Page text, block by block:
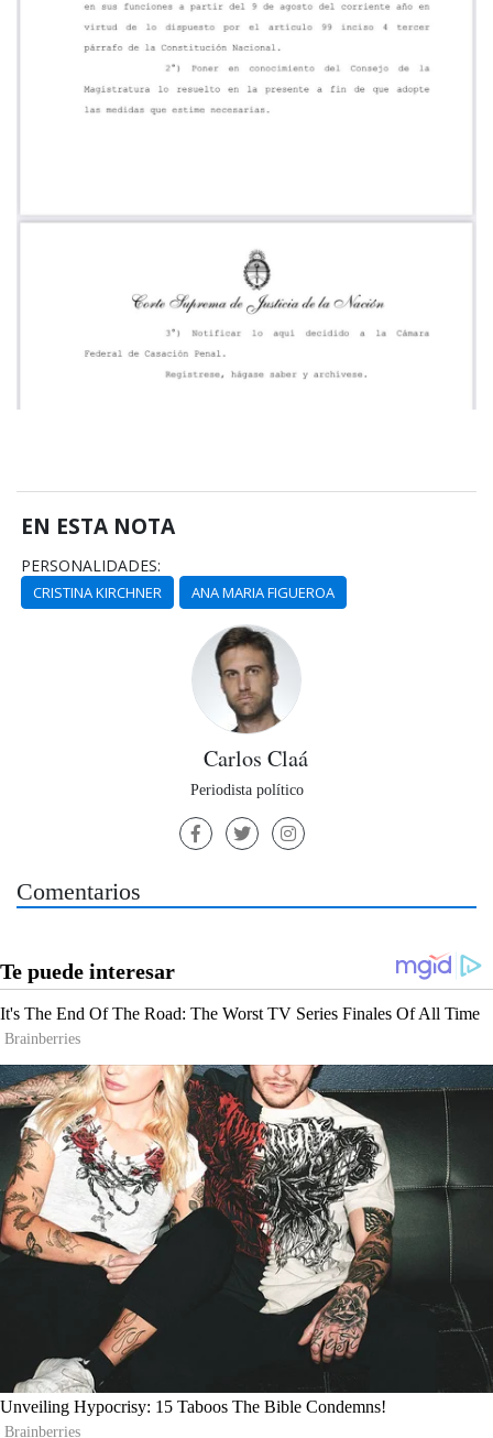
EN ESTA NOTA
PERSONALIDADES:
CRISTINA KIRCHNER ANA MARIA FIGUEROA
Carlos Claá
Periodista político
Comentarios